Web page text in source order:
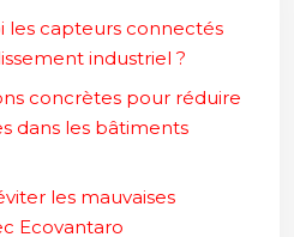
les capteurs connectés
industriel ?
concrètes pour réduire
dans les bâtiments
les mauvaises
Ecovantaro